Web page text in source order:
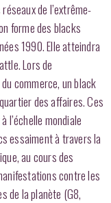
de l’extrême-
forme des blacks
1990. Elle atteindra
Lors de
commerce, un black
des affaires. Ces
l’échelle mondiale
essaiment à travers la
au cours des
contre les
de la planète (G8,